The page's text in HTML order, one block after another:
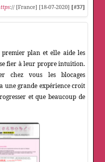
:// [France] [18-07-2020] [#37]
premier plan et elle aide les
se fier à leur propre intuition.
chez vous les blocages
une grande expérience croit
et que beaucoup de